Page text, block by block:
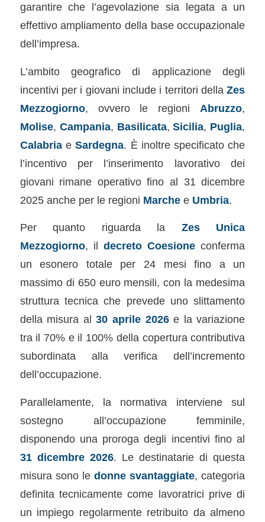
garantire che l’agevolazione sia legata a un
effettivo ampliamento della base occupazionale
dell’impresa.
L’ambito geografico di applicazione degli
incentivi per i giovani include i territori dellaZes
Mezzogiorno, ovvero le regioni Abruzzo,
Molise, Campania, Basilicata,Sicilia, Puglia,
CalabriaeSardegna. È inoltre specificato che
l’incentivo per l’inserimento lavorativo dei
giovani rimane operativo fino al 31 dicembre
2025 anche per le regioni Marchee Umbria.
Per quanto riguarda la Zes Unica
Mezzogiorno, il decreto Coesione conferma
un esonero totale per 24 mesi fino a un
massimo di 650 euro mensili, con la medesima
struttura tecnica che prevede uno slittamento
della misura al30 aprile 2026e la variazione
tra il 70% e il 100% della copertura contributiva
subordinata alla verifica dell’incremento
dell’occupazione.
Parallelamente, la normativa interviene sul
sostegno all’occupazione femminile,
disponendo una proroga degli incentivi fino al
31 dicembre 2026. Le destinatarie di questa
misura sono ledonne svantaggiate, categoria
definita tecnicamente come lavoratrici prive di
un impiego regolarmente retribuito da almeno